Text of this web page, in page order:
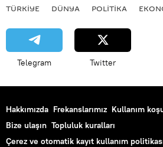
TÜRKIYE DÜNYA POLİTİKA
Telegram Twitter
Hakkımızda Frekanslarımız Kullanım
Bize ulaşın Topluluk kuralları
Çerez ve otomatik kayıt kullanım